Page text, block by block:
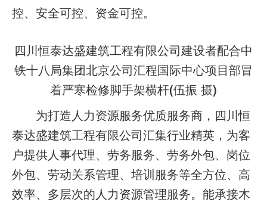
控、安全可控、资金可控。
四川恒泰达盛建筑工程有限公司建设者配合中
铁十八局集团北京公司汇程国际中心项目部冒
着严寒检修脚手架横杆(伍振 摄)
为打造人力资源服务优质服务商，四川恒
泰达盛建筑工程有限公司汇集行业精英，为客
户提供人事代理、劳务服务、劳务外包、岗位
外包、劳动关系管理、培训服务等全方位、高
效率、多层次的人力资源管理服务。能承接木